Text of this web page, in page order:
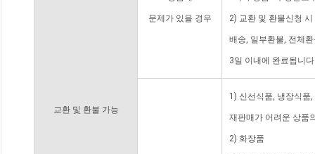
교환 및 환불 가능
문제가 있을 경우 2) 교환 및 환불신청
배송, 일부환불, 전체
3일 이내에 완료됩니
1) 신선식품, 냉장식품
재판매가 어려운 상품
2) 화장품